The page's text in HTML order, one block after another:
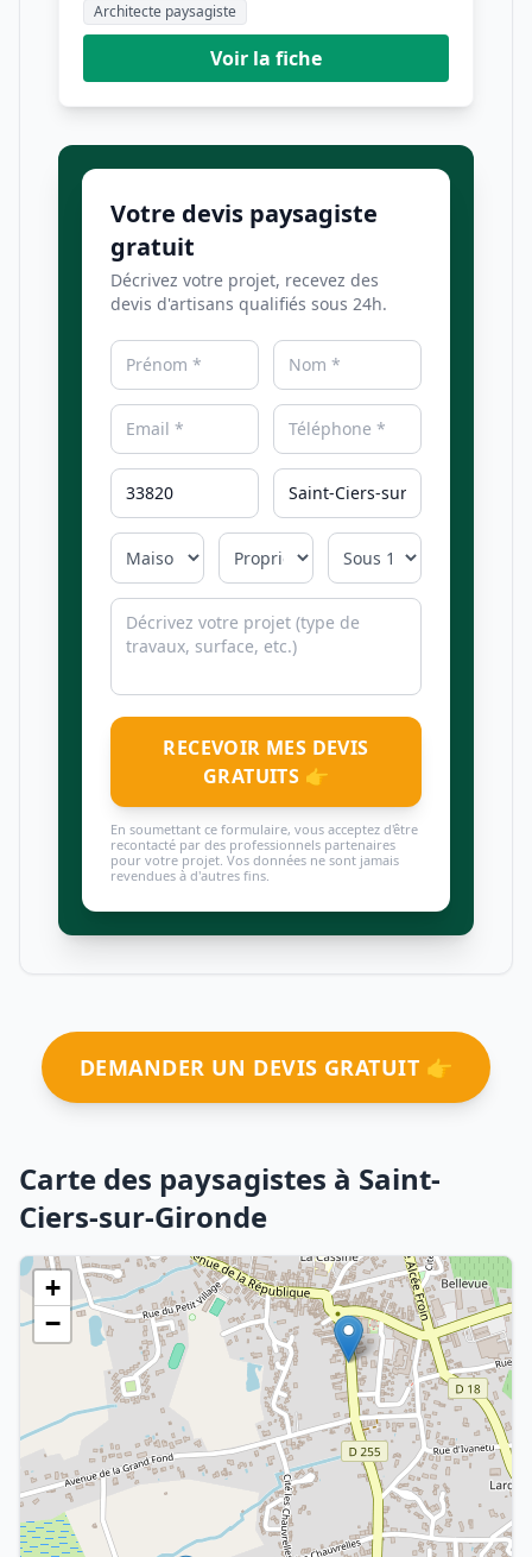
Architecte paysagiste
Voir la fiche
Votre devis paysagiste
gratuit
Décrivez votre projet, recevez des
devis d'artisans qualifiés sous 24h.
RECEVOIR MES DEVIS
GRATUITS 👉
En soumettant ce formulaire, vous acceptez d'être
recontacté par des professionnels partenaires
pour votre projet. Vos données ne sont jamais
revendues à d'autres fins.
DEMANDER UN DEVIS GRATUIT 👉
Carte des paysagistes à Saint-
Ciers-sur-Gironde
+
−